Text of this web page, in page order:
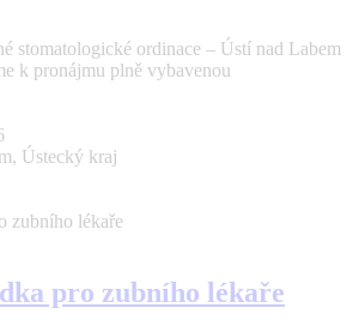
stomatologické ordinace – Ústí nad Labem
k pronájmu plně vybavenou
Ústecký kraj
pro zubního lékaře